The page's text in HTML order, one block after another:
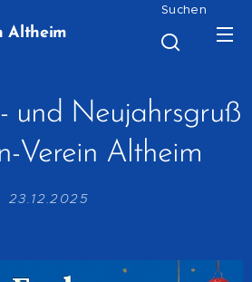
Altheim
Suchen
und Neujahrsgruß
Verein Altheim
23.12.2025